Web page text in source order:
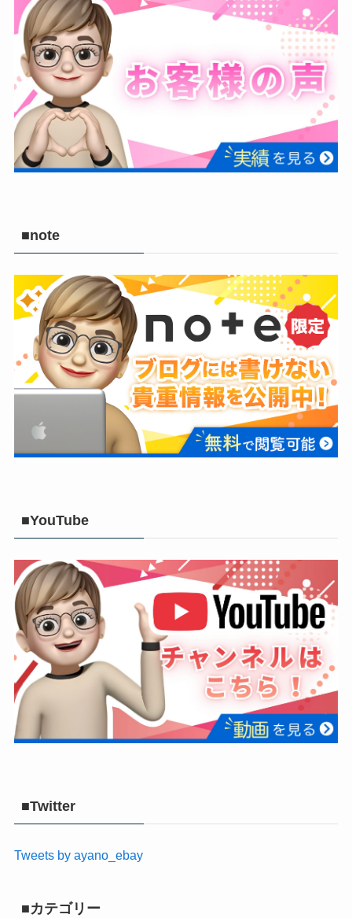
■note
■YouTube
■Twitter
Tweets by ayano_ebay
■カテゴリー